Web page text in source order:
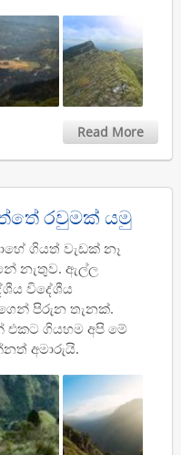
Read More
රවුමක් යමු
ගියත් වැඩක් නෑ
නැතුව. ඇල්ල
විදේශීය
පිරුන තැනක්.
එකට ගියහම අපි මේ
අමාරුයි.